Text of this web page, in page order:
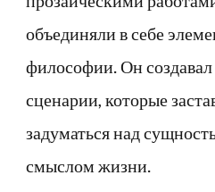
объединяли в себе
философии. Он
сценарии, которые
задуматься над
смыслом жизни.